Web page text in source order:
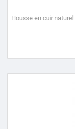
Housse en cuir naturel